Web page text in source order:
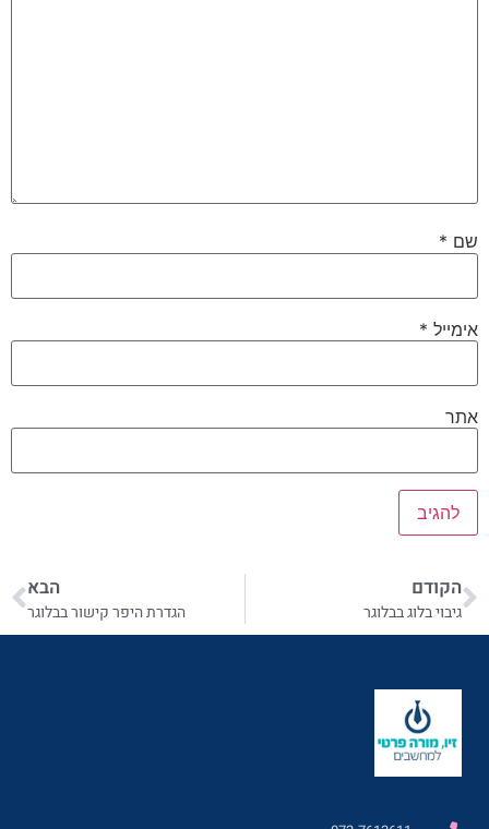
שם *
אימייל *
אתר
הקודם
גיבוי בלוג בבלוגר
הבא
הגדרת היפר קישור בבלוגר